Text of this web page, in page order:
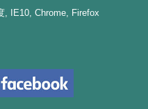
活的器械操作，成功完
, IE10, Chrome, Firefox